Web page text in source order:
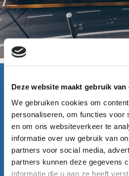
Deze website maakt gebruik van
We gebruiken cookies om
personaliseren, om functies voor
en om ons websiteverkeer te
informatie over uw gebruik van
partners voor social media,
partners kunnen deze gegevens
informatie die u aan ze heeft
VOORDELIGE
Wij helpen je om snel je
halen. Vul het
een proefles aan te
terug. Bekijk ook eens het
voordelige pakketten.